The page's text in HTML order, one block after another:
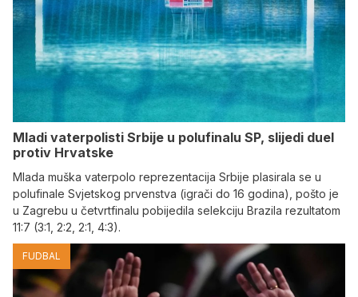
Mladi vaterpolisti Srbije u polufinalu SP, slijedi duel
protiv Hrvatske
Mlada muška vaterpolo reprezentacija Srbije plasirala se u
polufinale Svjetskog prvenstva (igrači do 16 godina), pošto je
u Zagrebu u četvrtfinalu pobijedila selekciju Brazila rezultatom
11:7 (3:1, 2:2, 2:1, 4:3).
FUDBAL